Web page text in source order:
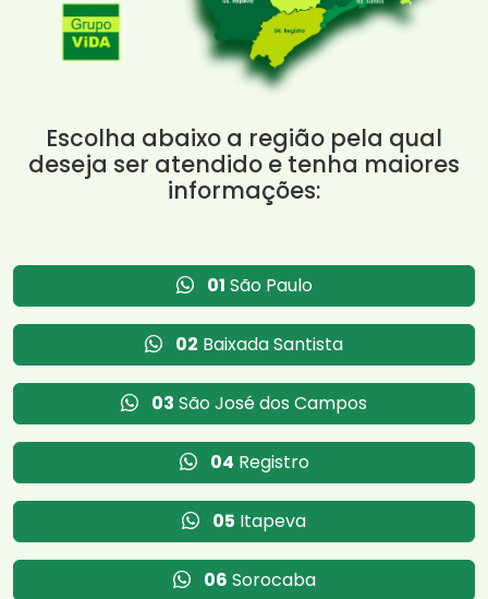
Escolha abaixo a região pela qual
deseja ser atendido e tenha maiores
informações:
01 São Paulo
02 Baixada Santista
03 São José dos Campos
04 Registro
05 Itapeva
06 Sorocaba